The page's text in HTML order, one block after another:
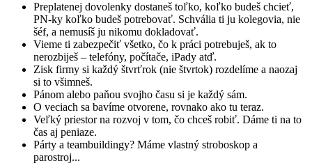
Preplatenej dovolenky dostaneš toľko, koľko budeš chcieť,
PN-ky koľko budeš potrebovať. Schvália ti ju kolegovia, nie
šéf, a nemusíš ju nikomu dokladovať.
Vieme ti zabezpečiť všetko, čo k práci potrebuješ, ak to
nerozbiješ – telefóny, počítače, iPady atď.
Zisk firmy si každý štvrťrok (nie štvrtok) rozdelíme a naozaj
si to všimneš.
Pánom alebo paňou svojho času si je každý sám.
O veciach sa bavíme otvorene, rovnako ako tu teraz.
Veľký priestor na rozvoj v tom, čo chceš robiť. Dáme ti na to
čas aj peniaze.
Párty a teambuildingy? Máme vlastný stroboskop a
parostroj...